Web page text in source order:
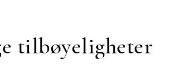
tilbøyeligheter